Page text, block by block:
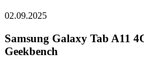
02.09.2025
Samsung Galaxy Tab A11
Geekbench